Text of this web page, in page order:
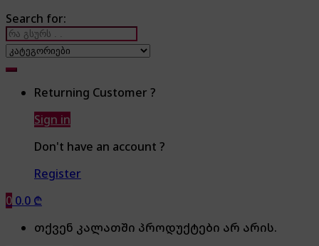
Search for:
Returning Customer ?
Sign in
Don't have an account ?
Register
0 0.0 ₾
თქვენ კალათში პროდუქტები არ არის.